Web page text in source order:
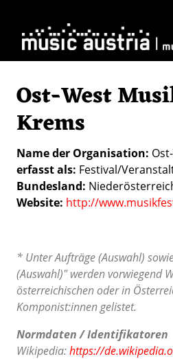
Ost-West
Krems
Name der Organisation
erfasst als Festival/
Bundesland
Website http://
* Unter Aufträge (Auswahl)
(Auswahl)" werden vorwiegend
österreichischen oder in
Komponist:innen gelistet.
Normdaten / Identifikatoren
Wikipedia:https://